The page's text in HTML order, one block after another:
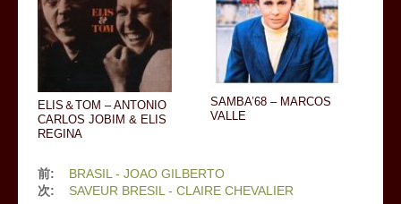
ELIS＆TOM – ANTONIO
CARLOS JOBIM & ELIS
REGINA
SAMBA’68 – MARCOS
VALLE
前:
BRASIL - JOAO GILBERTO
次:
SAVEUR BRESIL - CLAIRE CHEVALIER